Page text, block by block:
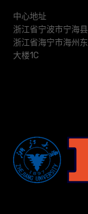
中心地址
浙江省宁波市宁海
浙江省海宁市海州
大楼1C